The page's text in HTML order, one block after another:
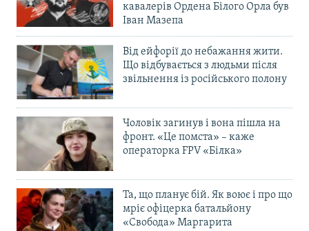
кавалерів Ордена Білого Орла був
Іван Мазепа
Від ейфорії до небажання жити.
Що відбувається з людьми після
звільнення із російського полону
Чоловік загинув і вона пішла на
фронт. «Це помста» – каже
операторка FPV «Білка»
Та, що планує бій. Як воює і про що
мріє офіцерка батальйону
«Свобода» Маргарита